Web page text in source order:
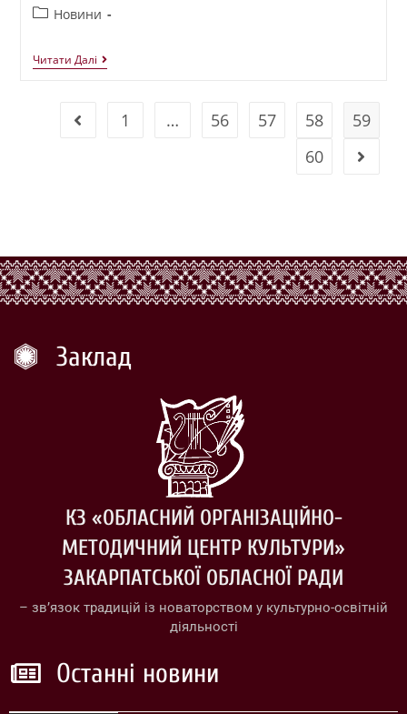
Новини
Читати Далі
1 … 56 57 58
59
60
Заклад
КЗ «ОБЛАСНИЙ ОРГАНІЗАЦІЙНО-
МЕТОДИЧНИЙ ЦЕНТР КУЛЬТУРИ»
ЗАКАРПАТСЬКОЇ ОБЛАСНОЇ РАДИ
– зв’язок традицій із новаторством у культурно-освітній
діяльності
Останні новини